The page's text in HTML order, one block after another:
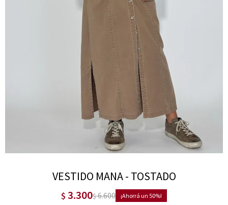
VESTIDO MANA - TOSTADO
$ 3.300$6.600 50